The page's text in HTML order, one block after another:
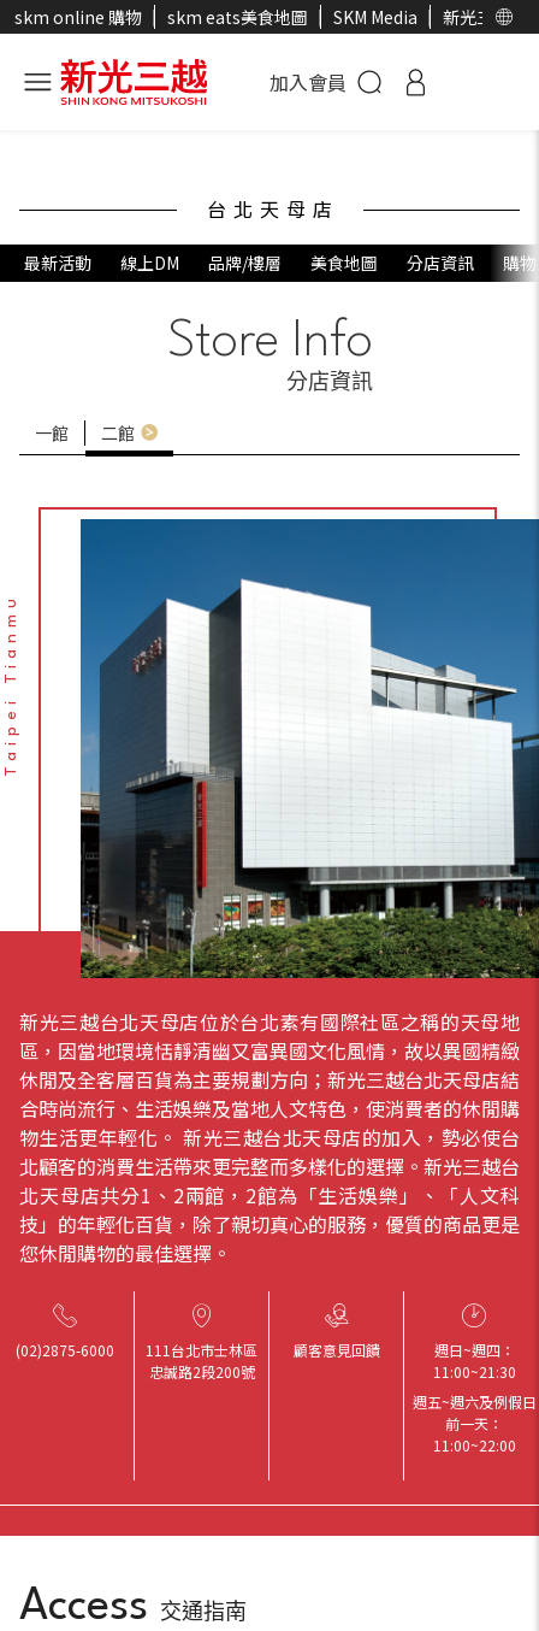
skm online 購物 skm eats美食地圖 SKM Media 新光三越官
加入會員
台北天母店
最新活動 線上DM 品牌/樓層 美食地圖 分店資訊 購
Store Info
分店資訊
一館 二館
Taipei Tianmu
新光三越台北天母店位於台北素有國際社區之稱的天母地
區，因當地環境恬靜清幽又富異國文化風情，故以異國精緻
休閒及全客層百貨為主要規劃方向；新光三越台北天母店結
合時尚流行、生活娛樂及當地人文特色，使消費者的休閒購
物生活更年輕化。 新光三越台北天母店的加入，勢必使台
北顧客的消費生活帶來更完整而多樣化的選擇。新光三越台
北天母店共分1、2兩館，2館為「生活娛樂」、「人文科
技」的年輕化百貨，除了親切真心的服務，優質的商品更是
您休閒購物的最佳選擇。
(02)2875-6000
111台北市士林區
忠誠路2段200號
顧客意見回饋
週日~週四：
11:00~21:30
週五~週六及例假日
前一天：
11:00~22:00
Access 交通指南